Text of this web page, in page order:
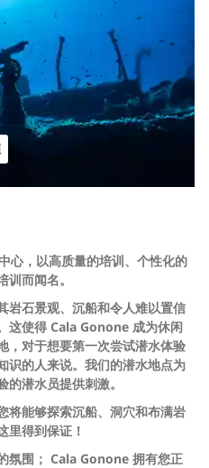
心，以高质量的培训、个性化的
而闻名。
岩石景观、沉船和令人难以置信
这使得 Cala Gonone 成为休闲
，对于想要第一次尝试潜水体验
识的人来说。我们的潜水地点为
潜水员提供刺激。
将能够探索沉船、洞穴和布满岩
里得到保证！
氛围； Cala Gonone 拥有您正